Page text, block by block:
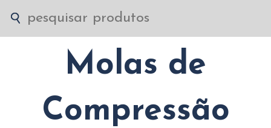
Molas de
Compressão